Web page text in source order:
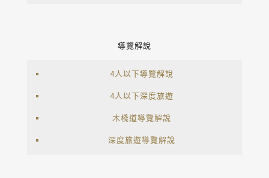
導覽解說
4人以下導覽解說
4人以下深度旅遊
木棧道導覽解說
深度旅遊導覽解說